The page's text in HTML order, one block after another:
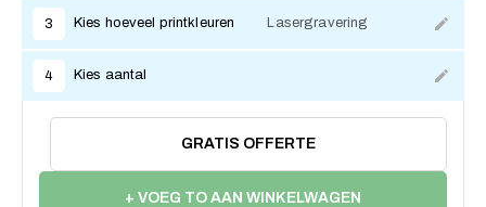
3 Kies hoeveel printkleuren Lasergravering
4 Kies aantal
GRATIS OFFERTE
+ VOEG TO AAN WINKELWAGEN